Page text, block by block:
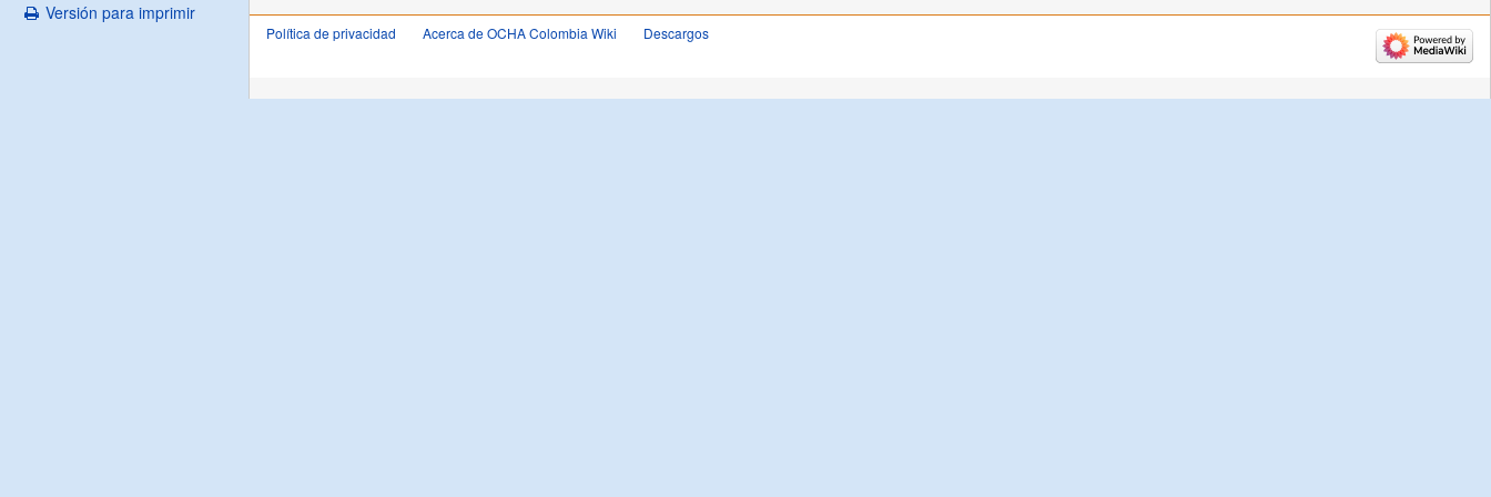
Versión para imprimir
Política de privacidad Acerca de OCHA Colombia Wiki Descargos